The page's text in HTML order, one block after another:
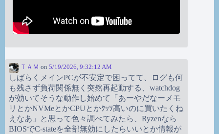
ＴＡＭ on 5/19/2026, 9:32:12 AM
しばらくメインPCが不安定で困ってて、ログも何
も残さず負荷関係無く突然再起動する、watchdog
が効いてそうな動作し始めて「あーやだなーメモ
リとかNVMeとかCPUとかｸｯｿ高いのに買いたくね
えなあ」と思って色々調べてみたら、Ryzenなら
BIOSでC-stateを全部無効にしたらいいとか情報が